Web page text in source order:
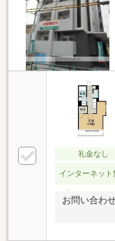
礼金なし
インターネット
お問い合わ